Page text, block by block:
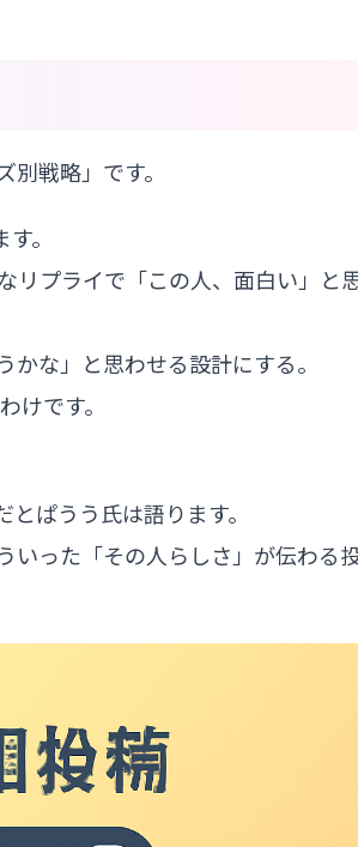
戦略」です。
。
リプライで「この人、面白い」と
な」と思わせる設計にする。
けです。
ぱうう氏は語ります。
いった「その人らしさ」が伝わる